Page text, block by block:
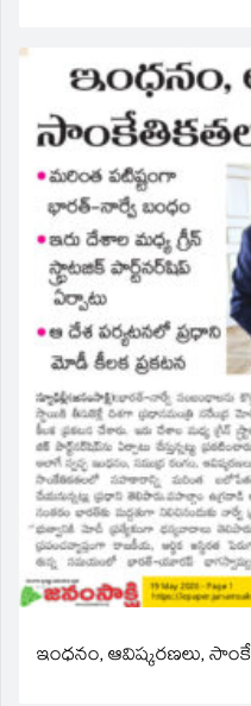
ఇంధనం, ఆవిష్కరణలు,